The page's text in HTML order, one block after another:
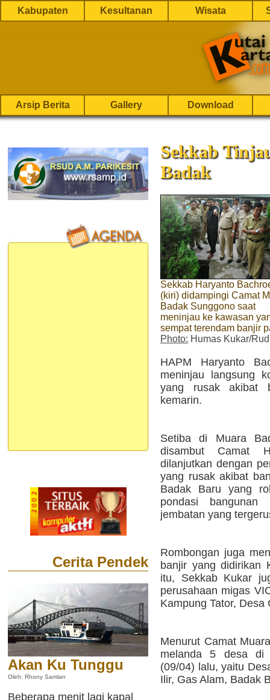
Kabupaten Kesultanan Wisata
Arsip Berita Gallery Download
Cerita Pendek
Akan Ku Tunggu
Oleh: Rhony Samlan
Beberapa menit lagi kapal
Sekkab
Badak
Sekkab Haryanto
(kiri) didampingi Camat
Badak Sunggono saat
meninjau ke kawasan
sempat terendam banjir
Photo: Humas Kukar/
HAPM Haryanto
meninjau langsung
yang rusak akibat
kemarin.
Setiba di Muara
disambut Camat
dilanjutkan dengan
yang rusak akibat
Badak Baru yang
pondasi bangunan
jembatan yang
Rombongan juga
banjir yang didirikan
itu, Sekkab Kukar
perusahaan migas
Kampung Tator, Desa
Menurut Camat
melanda 5 desa di
(09/04) lalu, yaitu
Ilir, Gas Alam, Badak